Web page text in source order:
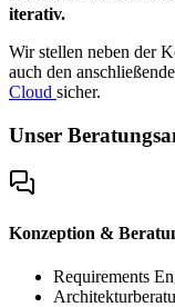
iterativ.
Wir stellen neben der
auch den
Cloud sicher.
Unser
Konzeption &
Requirements